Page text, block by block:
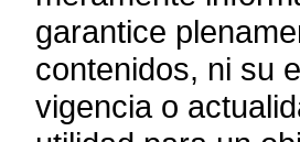
garantice
contenidos, ni su
vigencia o